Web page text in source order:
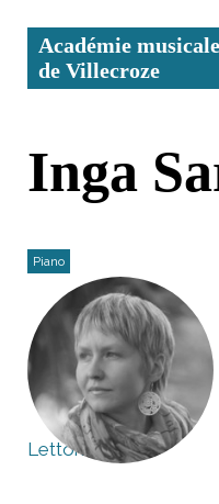
contenu.
Aller
à
personnels
Académie musicale
de Villecroze
Inga
Piano
Lettonie